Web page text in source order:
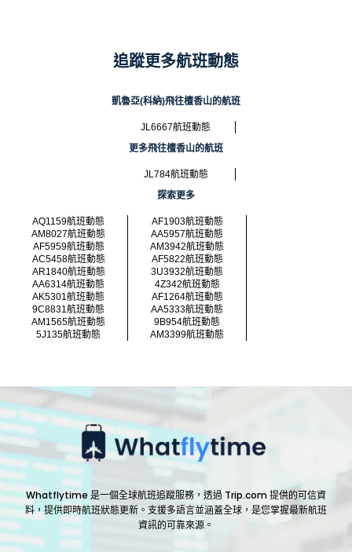
追蹤更多航班動態
凱魯亞(科納)飛往檀香山的航班
JL6667航班動態
更多飛往檀香山的航班
JL784航班動態
探索更多
AQ1159航班動態
AF1903航班動態
AM8027航班動態
AA5957航班動態
AF5959航班動態
AM3942航班動態
AC5458航班動態
AF5822航班動態
AR1840航班動態
3U3932航班動態
AA6314航班動態
4Z342航班動態
AK5301航班動態
AF1264航班動態
9C8831航班動態
AA5333航班動態
AM1565航班動態
9B954航班動態
5J135航班動態
AM3399航班動態
Whatflytime 是一個全球航班追蹤服務，透過 Trip.com 提供的可信資
料，提供即時航班狀態更新。支援多語言並涵蓋全球，是您掌握最新航班
資訊的可靠來源。